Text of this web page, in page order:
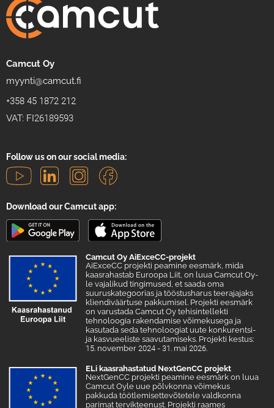
Camcut Oy
myynti@camcut.fi
+358 45 1872 212
VAT: FI26189593
Follow us on our social media:
Download our Camcut app:
Camcut Oy AiExceCC-projekt
AiExceCC projekti peamine eesmärk, mida
kaasrahastab Euroopa Liit, on luua Camcut Oy-
le vajalikud tingimused, et saada oma
suuruskategoorias ja tööstusharus teerajajaks
kliendiväärtuse pakkumisel. Projekti eesmärk
on varustada Camcut Oy tehisintellekti
tehnoloogia rakendamise võimekusega ja
kasutada seda tehnoloogiat uute konkurentsi-
ja kasvueeliste saavutamiseks. Projekti kestus:
15. november 2024 - 31. mai 2026.
ELi kaasrahastatud NextGenCC projekt
NextGenCC projekti peamine eesmärk on luua
Camcut Oyle uue põlvkonna võimekus
pakkuda töötlemisettevõtetele valdkonna
parimat tervikteenust. Projekti raames